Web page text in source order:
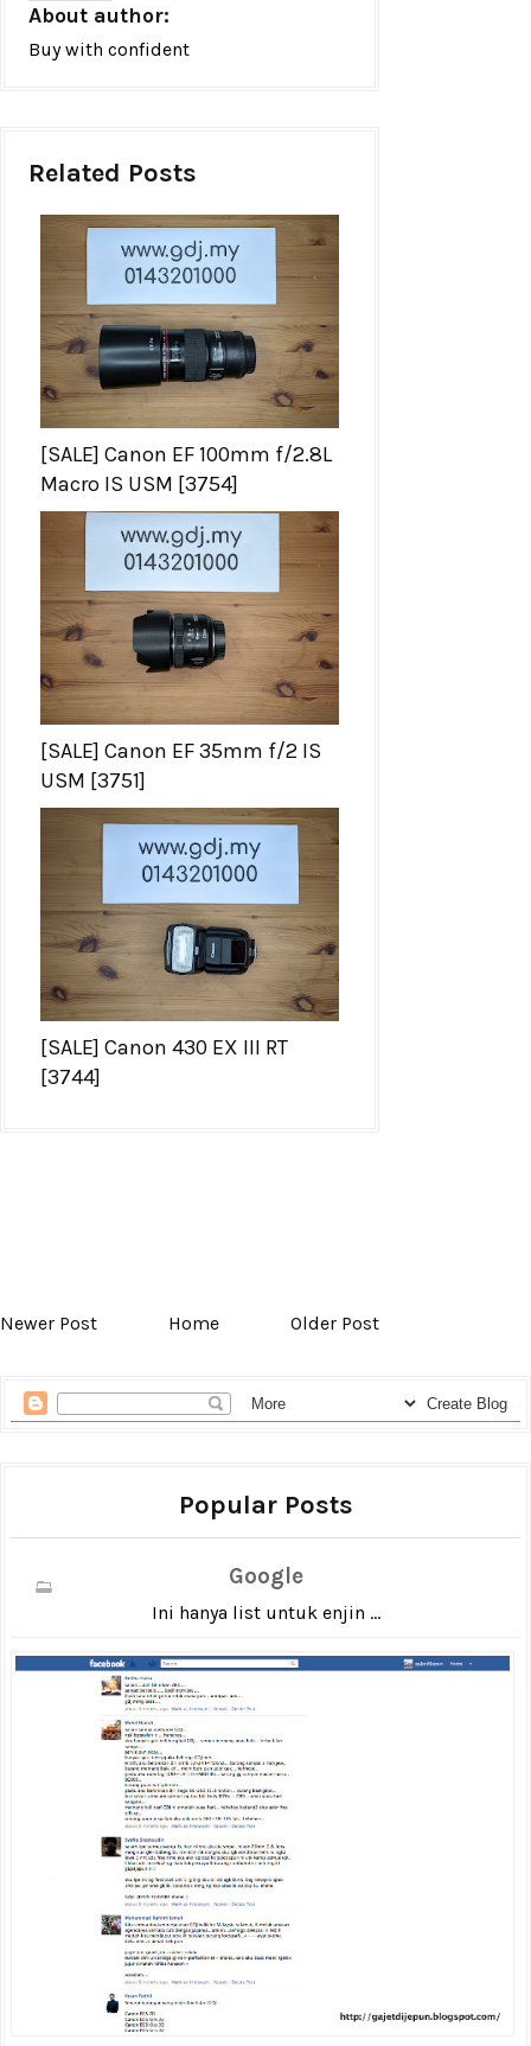
About author:
Buy with confident
Related Posts
[SALE] Canon EF 100mm f/2.8L
Macro IS USM [3754]
[SALE] Canon EF 35mm f/2 IS
USM [3751]
[SALE] Canon 430 EX III RT
[3744]
Newer Post Home Older Post
Popular Posts
Google
Ini hanya list untuk enjin ...